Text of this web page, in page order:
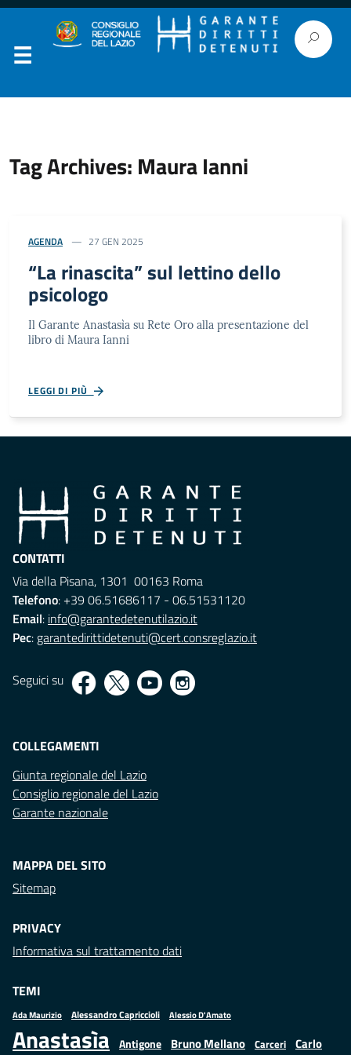
Tag Archives: Maura Ianni
AGENDA 27 GEN 2025
“La rinascita” sul lettino dello
psicologo
Il Garante Anastasìa su Rete Oro alla presentazione del
libro di Maura Ianni
LEGGI DI PIÙ
CONTATTI
Via della Pisana, 1301 00163 Roma
Telefono: +39 06.51686117 - 06.51531120
Email: info@garantedetenutilazio.it
Pec: garantedirittidetenuti@cert.consreglazio.it
Seguici su
COLLEGAMENTI
Giunta regionale del Lazio
Consiglio regionale del Lazio
Garante nazionale
MAPPA DEL SITO
Sitemap
PRIVACY
Informativa sul trattamento dati
TEMI
Ada Maurizio Alessandro Capriccioli Alessio D'Amato
Anastasìa Antigone Bruno Mellano Carceri Carlo